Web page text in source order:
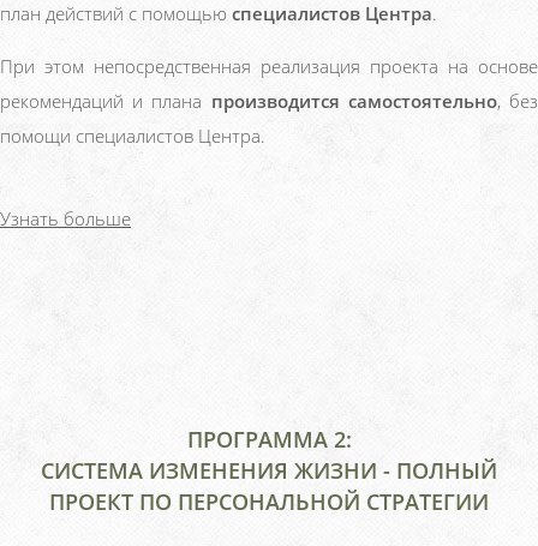
план действий с помощью специалистов Центра.
При этом непосредственная реализация проекта на основе
рекомендаций и плана производится самостоятельно, без
помощи специалистов Центра.
Узнать больше
ПРОГРАММА 2:
СИСТЕМА ИЗМЕНЕНИЯ ЖИЗНИ - ПОЛНЫЙ
ПРОЕКТ ПО ПЕРСОНАЛЬНОЙ СТРАТЕГИИ